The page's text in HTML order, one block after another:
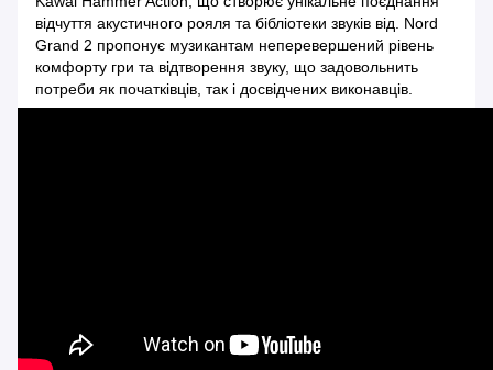
відчуття акустичного рояля та бібліотеки звуків від. Nord
Grand 2 пропонує музикантам неперевершений рівень
комфорту гри та відтворення звуку, що задовольнить
потреби як початківців, так і досвідчених виконавців.